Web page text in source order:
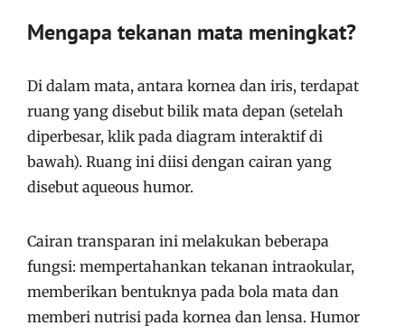
Mengapa tekanan mata meningkat?
Di dalam mata, antara kornea dan iris, terdapat
ruang yang disebut bilik mata depan (setelah
diperbesar, klik pada diagram interaktif di
bawah). Ruang ini diisi dengan cairan yang
disebut aqueous humor.
Cairan transparan ini melakukan beberapa
fungsi: mempertahankan tekanan intraokular,
memberikan bentuknya pada bola mata dan
memberi nutrisi pada kornea dan lensa. Humor